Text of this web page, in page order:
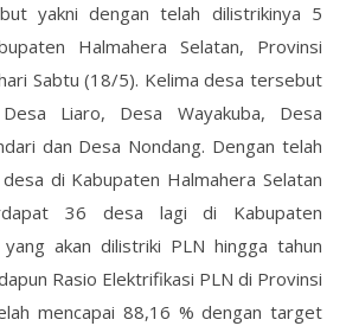
yakni dengan telah dilistrikinya 5
Halmahera Selatan, Provinsi
Sabtu (18/5). Kelima desa tersebut
Liaro, Desa Wayakuba, Desa
dan Desa Nondang. Dengan telah
di Kabupaten Halmahera Selatan
36 desa lagi di Kabupaten
yang akan dilistriki PLN hingga tahun
Rasio Elektrifikasi PLN di Provinsi
mencapai 88,16 % dengan target